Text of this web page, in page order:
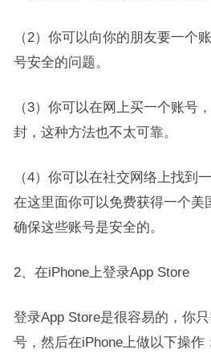
（2）你可以向你的朋友要一个
号安全的问题。
（3）你可以在网上买一个账号
封，这种方法也不太可靠。
（4）你可以在社交网络上找到
在这里面你可以免费获得一个美
确保这些账号是安全的。
2、在iPhone上登录App Store
登录App Store是很容易的，你
号，然后在iPhone上做以下操作